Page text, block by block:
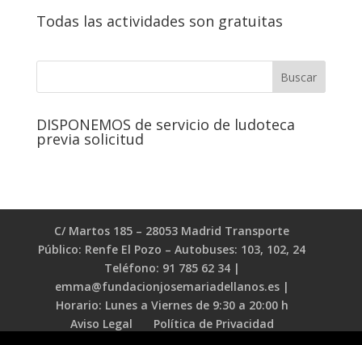
Todas las actividades son gratuitas
DISPONEMOS de servicio de ludoteca
previa solicitud
C/ Martos 185 – 28053 Madrid Transporte
Público: Renfe El Pozo – Autobuses: 103, 102, 24
Teléfono: 91 785 62 34 |
emma@fundacionjosemariadellanos.es |
Horario: Lunes a Viernes de 9:30 a 20:00 h
Aviso Legal
Política de Privacidad